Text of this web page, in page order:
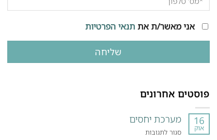
אני מאשר/ת את תנאי הפרטיות
פוסטים אחרונים
16
אוק
מערכת יחסים
סגור לתגובותעל